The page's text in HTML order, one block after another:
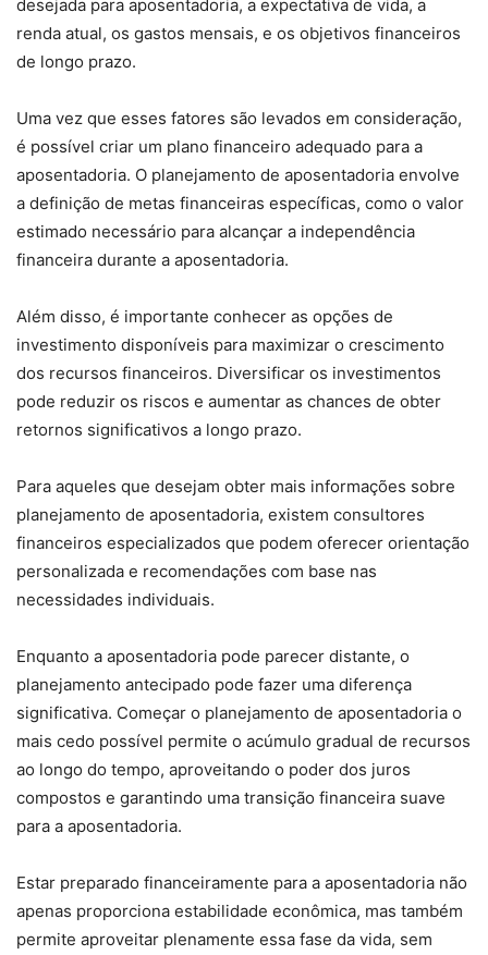
desejada para aposentadoria, a expectativa de vida, a
renda atual, os gastos mensais, e os objetivos financeiros
de longo prazo.
Uma vez que esses fatores são levados em consideração,
é possível criar um plano financeiro adequado para a
aposentadoria. O planejamento de aposentadoria envolve
a definição de metas financeiras específicas, como o valor
estimado necessário para alcançar a independência
financeira durante a aposentadoria.
Além disso, é importante conhecer as opções de
investimento disponíveis para maximizar o crescimento
dos recursos financeiros. Diversificar os investimentos
pode reduzir os riscos e aumentar as chances de obter
retornos significativos a longo prazo.
Para aqueles que desejam obter mais informações sobre
planejamento de aposentadoria, existem consultores
financeiros especializados que podem oferecer orientação
personalizada e recomendações com base nas
necessidades individuais.
Enquanto a aposentadoria pode parecer distante, o
planejamento antecipado pode fazer uma diferença
significativa. Começar o planejamento de aposentadoria o
mais cedo possível permite o acúmulo gradual de recursos
ao longo do tempo, aproveitando o poder dos juros
compostos e garantindo uma transição financeira suave
para a aposentadoria.
Estar preparado financeiramente para a aposentadoria não
apenas proporciona estabilidade econômica, mas também
permite aproveitar plenamente essa fase da vida, sem